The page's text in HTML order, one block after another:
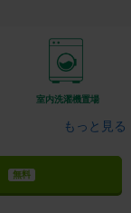
室内洗濯機置場
もっと見る
無料